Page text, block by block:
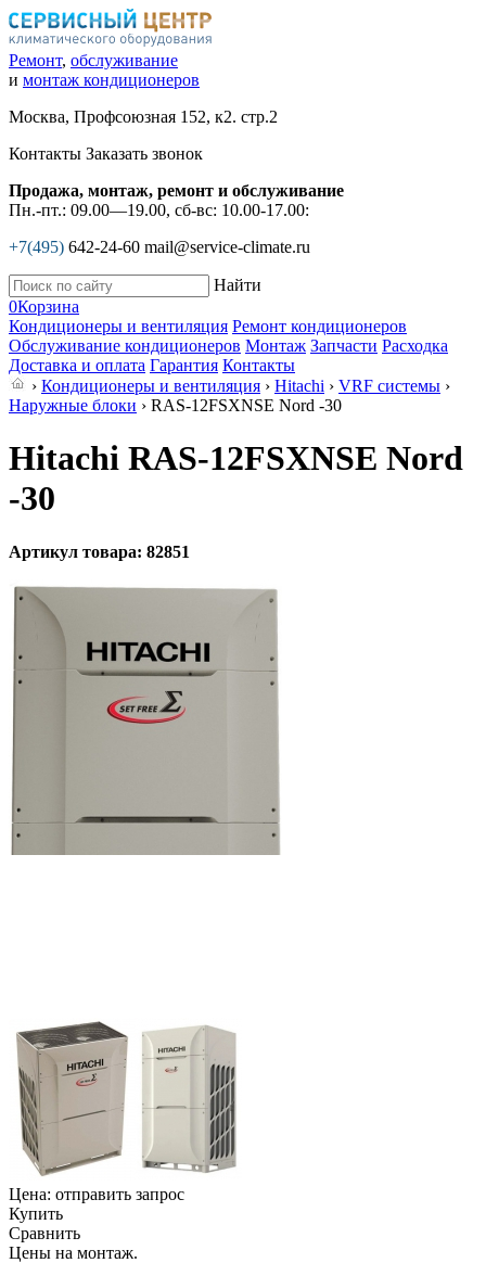
Ремонт, обслуживание
и монтаж кондиционеров
Москва, Профсоюзная 152, к2. стр.2
Контакты Заказать звонок
Продажа, монтаж, ремонт и обслуживание
Пн.-пт.: 09.00—19.00, сб-вс: 10.00-17.00:
+7(495) 642-24-60 mail@service-climate.ru
Найти
0Корзина
Кондиционеры и вентиляция Ремонт кондиционеров
Обслуживание кондиционеров Монтаж Запчасти Расходка
Доставка и оплата Гарантия Контакты
› Кондиционеры и вентиляция › Hitachi › VRF системы ›
Наружные блоки › RAS-12FSXNSE Nord -30
Hitachi RAS-12FSXNSE Nord
-30
Артикул товара: 82851
Цена: отправить запрос
Купить
Сравнить
Цены на монтаж.